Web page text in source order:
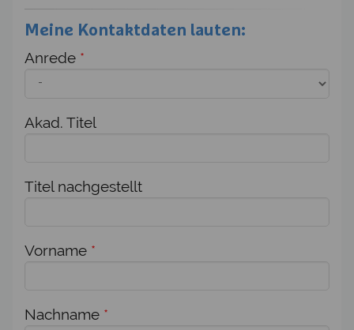
Meine Kontaktdaten lauten:
Anrede *
Akad. Titel
Titel nachgestellt
Vorname *
Nachname *